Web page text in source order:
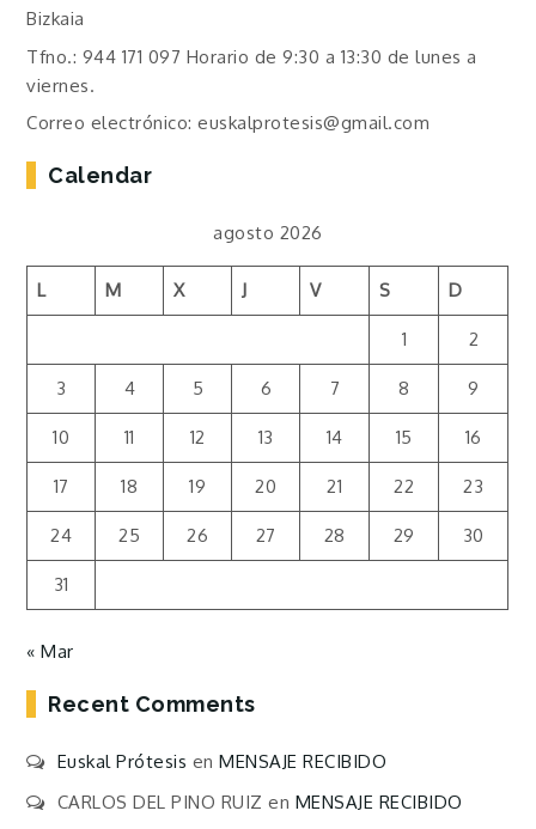
Bizkaia
Tfno.: 944 171 097 Horario de 9:30 a 13:30 de lunes a
viernes.
Correo electrónico: euskalprotesis@gmail.com
Calendar
agosto 2026
L M X J V S D
1 2
3 4 5 6 7 8 9
10 11 12 13 14 15 16
17 18 19 20 21 22 23
24 25 26 27 28 29 30
31
« Mar
Recent Comments
Euskal Prótesis enMENSAJE RECIBIDO
CARLOS DEL PINO RUIZ en MENSAJE RECIBIDO